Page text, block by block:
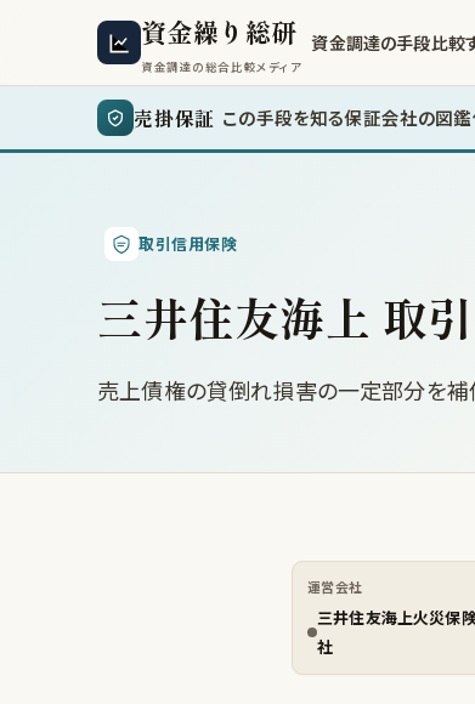
資金繰り総研
資金調達の総合比較メディア
資金調達の手段比較
売掛保証 この手段を知る保証会社の図鑑
取引信用保険
三井住友海上 取
売上債権の貸倒れ損害の一定部分を
運営会社
三井住友海上火災保
社